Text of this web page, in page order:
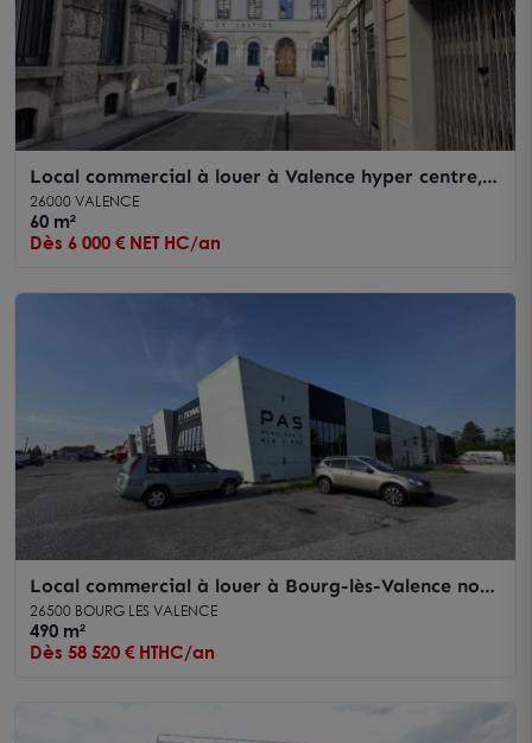
Local commercial à louer à Valence hyper centre,
visibilité vitrine
26000 VALENCE
60 m²
Dès 6 000 € NET HC/an
Local commercial à louer à Bourg-lès-Valence nord
visibilité optimale
26500 BOURG LES VALENCE
490 m²
Dès 58 520 € HTHC/an